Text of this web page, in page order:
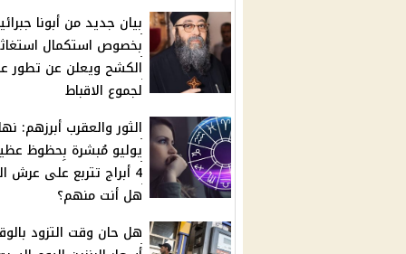
بيان جديد من أبونا
بخصوص استكمال
الكشح ويعلن عن تطور
لجموع الاقباط
الثور والعقرب أبرزهم:
يوليو مُبشرة بِحظوظ
4 أبراج تتربع على عرش
هل أنت منهم؟
هل حان وقت التزود